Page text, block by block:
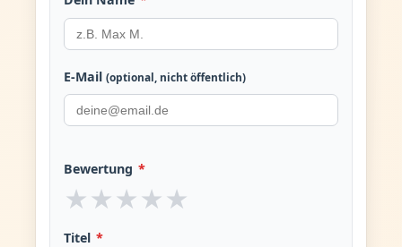
E-Mail (optional, nicht öffentlich)
Bewertung *
★ ★ ★ ★ ★
Titel *